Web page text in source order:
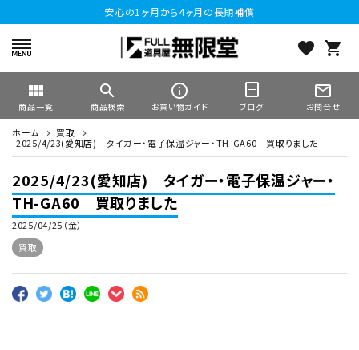
安心の1ヶ月から4ヶ月の長期補償
favorite shopping_cart
view_module
商品一覧
search
商品検索
info_outline
お買い物ガイド ブログ
mail_outline
お問合せ
ホーム
買取
2025/4/23(愛知店) タイガー・電子保温ジャー・TH-GA60 買取りました
2025/4/23(愛知店) タイガー・電子保温ジャー・
TH-GA60 買取りました
2025/04/25（金）
買取